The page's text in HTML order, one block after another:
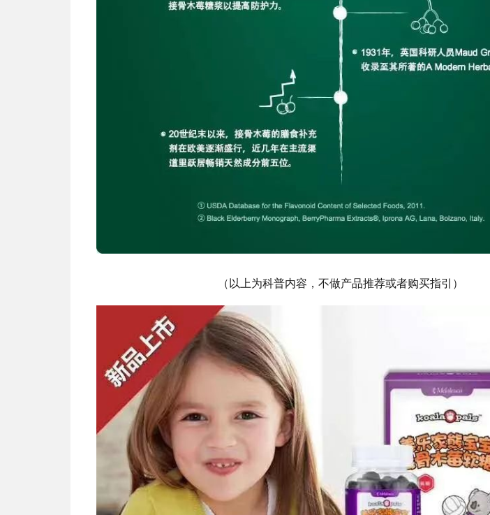
（以上为科普内容，不做产品推荐或者购买指引）